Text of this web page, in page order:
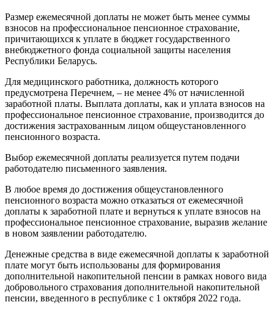
Размер ежемесячной доплаты не может быть менее суммы
взносов на профессиональное пенсионное страхование,
причитающихся к уплате в бюджет государственного
внебюджетного фонда социальной защиты населения
Республики Беларусь.
Для медицинского работника, должность которого
предусмотрена Перечнем, – не менее 4% от начисленной
заработной платы. Выплата доплаты, как и уплата взносов на
профессиональное пенсионное страхование, производится до
достижения застрахованным лицом общеустановленного
пенсионного возраста.
Выбор ежемесячной доплаты реализуется путем подачи
работодателю письменного заявления.
В любое время до достижения общеустановленного
пенсионного возраста можно отказаться от ежемесячной
доплаты к заработной плате и вернуться к уплате взносов на
профессиональное пенсионное страхование, выразив желание
в новом заявлении работодателю.
Денежные средства в виде ежемесячной доплаты к заработной
плате могут быть использованы для формирования
дополнительной накопительной пенсии в рамках нового вида
добровольного страхования дополнительной накопительной
пенсии, введенного в республике с 1 октября 2022 года.